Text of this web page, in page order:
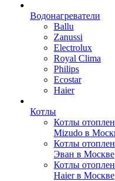
Водонагреватели
Ballu
Zanussi
Electrolux
Royal Clima
Philips
Ecostar
Haier
Котлы
Котлы
Mizudo в
Котлы
Эван в Москве
Котлы
Haier в Москве